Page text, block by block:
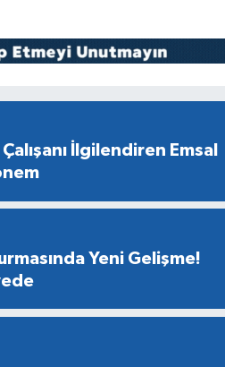
İlgilendiren Emsal
Yeni Gelişme!